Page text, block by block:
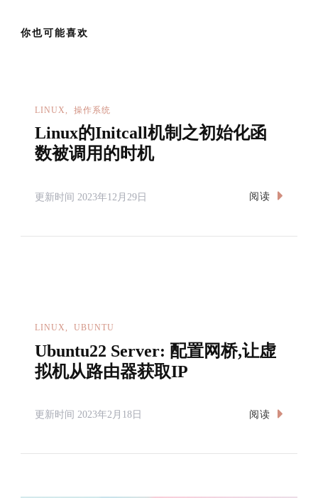
你也可能喜欢
LINUX 操作系统
Linux的Initcall机制之初始化函
数被调用的时机
更新时间 2023年12月29日 阅读
LINUX UBUNTU
Ubuntu22 Server: 配置网桥,让虚
拟机从路由器获取IP
更新时间 2023年2月18日 阅读